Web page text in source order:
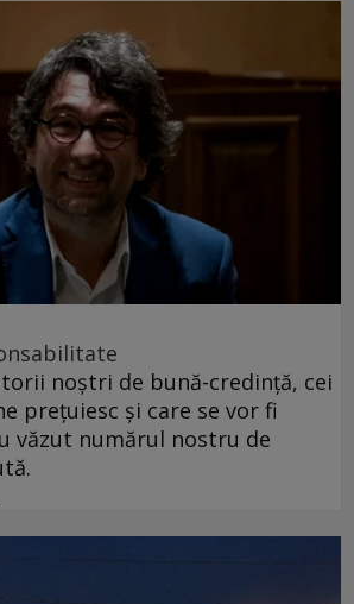
noștri de bună-credință, cei
prețuiesc și care se vor fi
văzut numărul nostru de